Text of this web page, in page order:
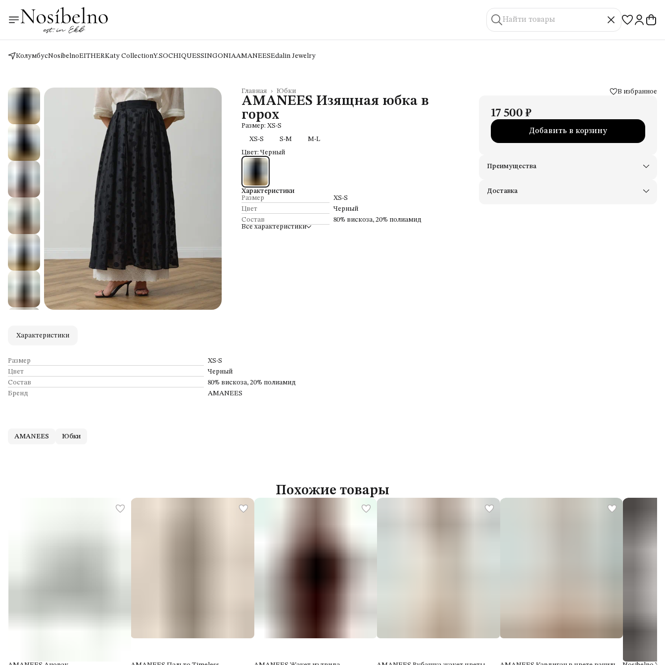
КолумбусNosíbelnoEITHERKaty CollectionY.SOCHIQUESSINGONIAAMANEESEdalin Jewelry
Юбки
Главная ›
AMANEES Изящная юбка в
горох
Размер: XS-S
XS-S
S-M
M-L
Цвет: Черный
Характеристики
Размер
XS-S
Цвет
Черный
Состав
80% вискоза, 20% полиамид
Все характеристики
В избранное
17 500 ₽
Добавить в корзину
Преимущества
Оплата — картой, СБП или наличными
Доставка
Характеристики
Размер
XS-S
Цвет
Черный
Состав
80% вискоза, 20% полиамид
Бренд
AMANEES
AMANEES Юбки
Похожие товары